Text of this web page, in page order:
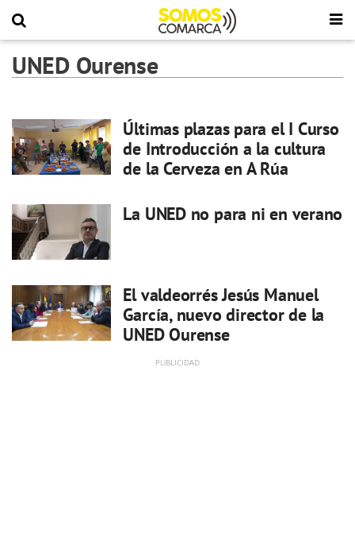
UNED Ourense
Últimas plazas para el I Curso
de Introducción a la cultura
de la Cerveza en A Rúa
La UNED no para ni en verano
El valdeorrés Jesús Manuel
García, nuevo director de la
UNED Ourense